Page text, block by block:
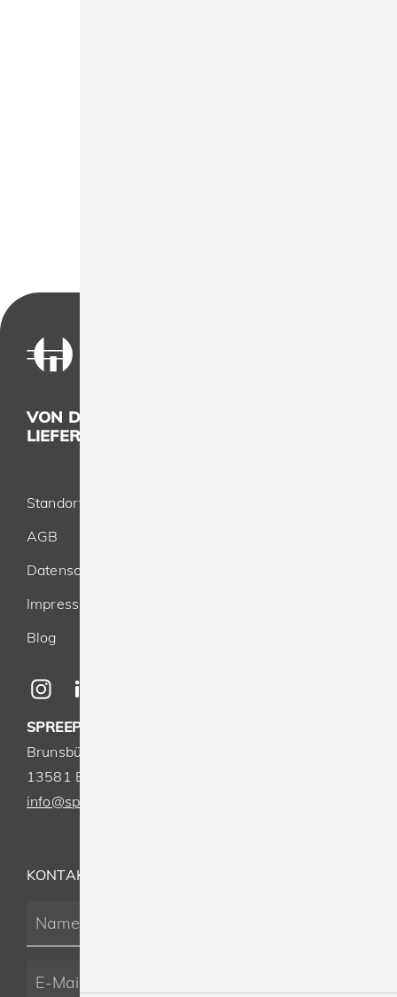
VON DER KONZEPTION BIS ZUR
LIEFERUNG - ALLES AUS EINER HAND
Standort
AGB
Datenschutz
Impressum
Blog
SPREEPRINT MERCHANDISE GMBH & CO. KG
Brunsbütteler Damm 116-118
13581 Berlin
info@spreeprint.de
KONTAKT